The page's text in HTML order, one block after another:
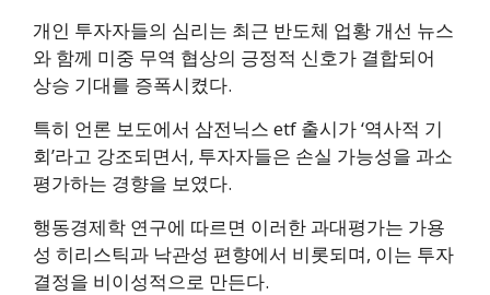
개인 투자자들의 심리는 최근 반도체 업황 개선 뉴스
와 함께 미중 무역 협상의 긍정적 신호가 결합되어
상승 기대를 증폭시켰다.
특히 언론 보도에서 삼전닉스 etf 출시가 ‘역사적 기
회’라고 강조되면서, 투자자들은 손실 가능성을 과소
평가하는 경향을 보였다.
행동경제학 연구에 따르면 이러한 과대평가는 가용
성 히리스틱과 낙관성 편향에서 비롯되며, 이는 투자
결정을 비이성적으로 만든다.